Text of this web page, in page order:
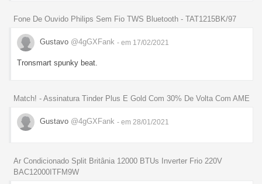
Fone De Ouvido Philips Sem Fio TWS Bluetooth - TAT1215BK/97
Gustavo @4gGXFank - em 17/02/2021
Tronsmart spunky beat.
Match! - Assinatura Tinder Plus E Gold Com 30% De Volta Com AME
Gustavo @4gGXFank - em 28/01/2021
Ar Condicionado Split Britânia 12000 BTUs Inverter Frio 220V
BAC12000ITFM9W